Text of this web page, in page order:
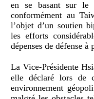
en se basant sur le
conformément au
l’objet d’un soutien
les efforts
dépenses de défense
La Vice-Présidente
elle déclaré lors de
environnement